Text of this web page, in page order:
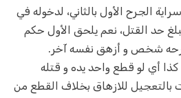
الجرح الأول بالثاني، لدخوله في
حد القتل، نعم يلحق الأول حكم
جرحه شخص و أزهق نفسه آخر.
أي لو قطع واحد يده و قتله
بالتعجيل للازهاق بخلاف القطع من